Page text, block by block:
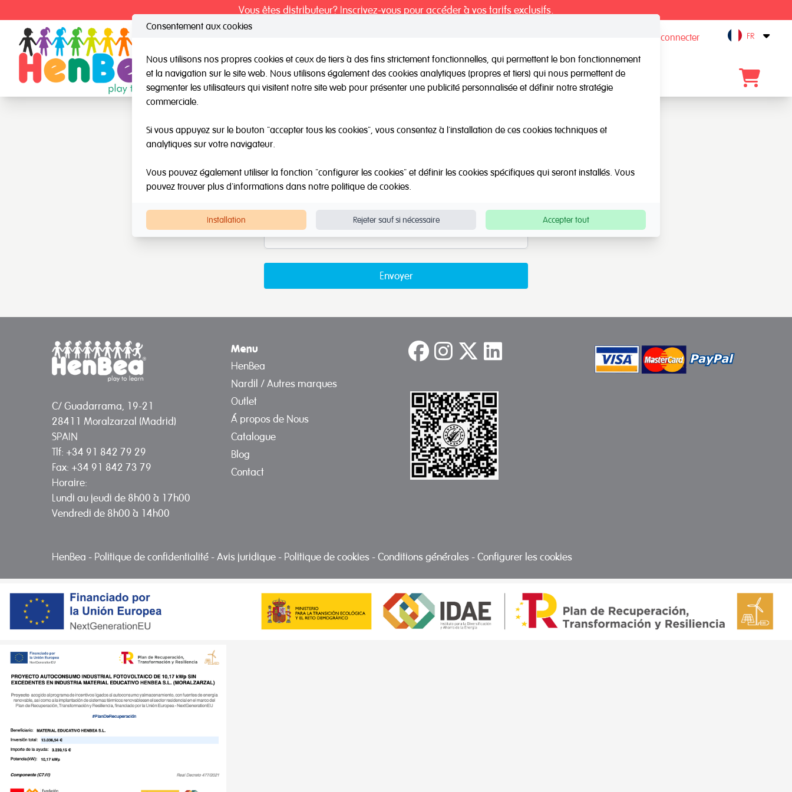
Vous êtes distributeur? Inscrivez-vous pour accéder à vos tarifs exclusifs.
S'inscrire / Se connecter Open
FR
HenBea Nardil / Autres marques Outlet Á propos de Nous Catalogue Blog Contact
vous inscrire, et nous vous enverrons un nouveau mot de
passe.
E-mail*
Envoyer
C/ Guadarrama, 19-21
28411 Moralzarzal (Madrid)
SPAIN
Tlf: +34 91 842 79 29
Fax: +34 91 842 73 79
Horaire:
Lundi au jeudi de 8h00 à 17h00
Vendredi de 8h00 à 14h00
Menu
HenBea
Nardil / Autres marques
Outlet
Á propos de Nous
Catalogue
Blog
Contact
HenBea - Politique de confidentialité -Avis juridique - Politique de cookies -Conditions générales -Configurer les cookies
Consentement aux cookies
Nous utilisons nos propres cookies et ceux de tiers à des fins strictement fonctionnelles, qui permettent le bon fonctionnement
et la navigation sur le site web. Nous utilisons également des cookies analytiques (propres et tiers) qui nous permettent de
segmenter les utilisateurs qui visitent notre site web pour présenter une publicité personnalisée et définir notre stratégie
commerciale.
Si vous appuyez sur le bouton "accepter tous les cookies", vous consentez à l'installation de ces cookies techniques et
analytiques sur votre navigateur.
Vous pouvez également utiliser la fonction "configurer les cookies" et définir les cookies spécifiques qui seront installés. Vous
pouvez trouver plus d'informations dans notre politique de cookies.
Installation Rejeter sauf si nécessaire Accepter tout